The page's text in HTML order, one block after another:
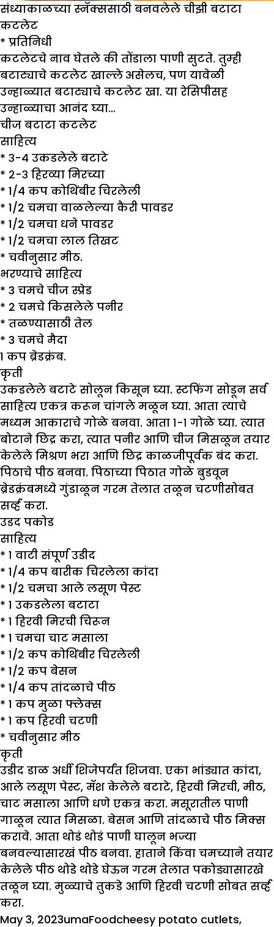
संध्याकाळच्या स्नॅक्ससाठी बनवलेले चीझी बटाटा
कटलेट
* प्रतिनिधी
कटलेटचे नाव घेतले की तोंडाला पाणी सुटते. तुम्ही
बटाट्याचे कटलेट खाल्ले असेलच, पण यावेळी
उन्हाळ्यात बटाट्याचे कटलेट खा. या रेसिपीसह
उन्हाळ्याचा आनंद घ्या…
चीज बटाटा कटलेट
साहित्य
* ३-४ उकडलेले बटाटे
* २-३ हिरव्या मिरच्या
* 1/4 कप कोथिंबीर चिरलेली
* 1/2 चमचा वाळलेल्या कैरी पावडर
* 1/2 चमचा धने पावडर
* 1/2 चमचा लाल तिखट
* चवीनुसार मीठ.
भरण्याचे साहित्य
* 3 चमचे चीज स्प्रेड
* 2 चमचे किसलेले पनीर
* तळण्यासाठी तेल
* 3 चमचे मैदा
1 कप ब्रेडक्रंब.
कृती
उकडलेले बटाटे सोलून किसून घ्या. स्टफिंग सोडून सर्व
साहित्य एकत्र करून चांगले मळून घ्या. आता त्याचे
मध्यम आकाराचे गोळे बनवा. आता १-१ गोळे घ्या. त्यात
बोटाने छिद्र करा, त्यात पनीर आणि चीज मिसळून तयार
केलेले मिश्रण भरा आणि छिद्र काळजीपूर्वक बंद करा.
पिठाचे पीठ बनवा. पिठाच्या पिठात गोळे बुडवून
ब्रेडक्रंबमध्ये गुंडाळून गरम तेलात तळून चटणीसोबत
सर्व्ह करा.
उडद पकोड
साहित्य
* १ वाटी संपूर्ण उडीद
* 1/4 कप बारीक चिरलेला कांदा
* 1/2 चमचा आले लसूण पेस्ट
* 1 उकडलेला बटाटा
* १ हिरवी मिरची चिरून
* 1 चमचा चाट मसाला
* १/२ कप कोथिंबीर चिरलेली
* 1/2 कप बेसन
* 1/4 कप तांदळाचे पीठ
* 1 कप मुळा फ्लेक्स
* १ कप हिरवी चटणी
* चवीनुसार मीठ
कृती
उडीद डाळ अर्धी शिजेपर्यंत शिजवा. एका भांड्यात कांदा,
आले लसूण पेस्ट, मॅश केलेले बटाटे, हिरवी मिरची, मीठ,
चाट मसाला आणि धणे एकत्र करा. मसूरातील पाणी
गाळून त्यात मिसळा. बेसन आणि तांदळाचे पीठ मिक्स
करावे. आता थोडं थोडं पाणी घालून भज्या
बनवल्यासारखं पीठ बनवा. हाताने किंवा चमच्याने तयार
केलेले पीठ थोडे थोडे घेऊन गरम तेलात पकोड्यासारखे
तळून घ्या. मुळ्याचे तुकडे आणि हिरवी चटणी सोबत सर्व्ह
करा.
Posted
May 3, 2023Author
umaCategories
FoodTags
cheesy potato cutlets,